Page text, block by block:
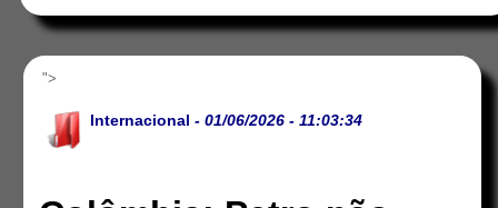
">
Internacional - 01/06/2026 - 11:03:34